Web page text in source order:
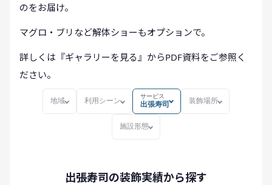
のをお届け。
マグロ・ブリなど解体ショーもオプションで。
詳しくは『ギャラリーを見る』からPDF資料をご参照く
ださい。
地域 利用シーン
サービス
出張寿司 装飾場所
施設形態
出張寿司の装飾実績から探す